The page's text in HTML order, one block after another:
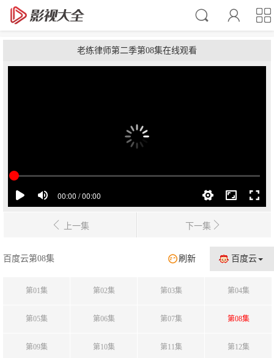
老练律师第二季第08集在线观看
上一集 下一集
百度云
刷新
百度云第08集
第01集 第02集 第03集 第04集
第05集 第06集 第07集 第08集
第09集 第10集 第11集 第12集